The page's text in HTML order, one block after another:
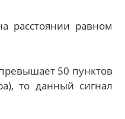
расстоянии равном
50 пунктов
то данный сигнал